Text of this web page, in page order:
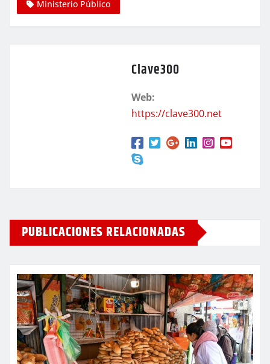
Ministerio Público
Clave300
Web:
https://clave300.net
PUBLICACIONES RELACIONADAS